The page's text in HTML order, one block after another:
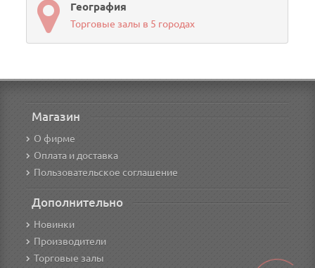
География
Торговые залы в 5 городах
Магазин
О фирме
Оплата и доставка
Пользовательское соглашение
Дополнительно
Новинки
Производители
Торговые залы